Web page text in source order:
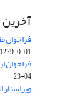
آخرین
فراخوان
01-0-1279
فراخوان
04-23
ویراستار